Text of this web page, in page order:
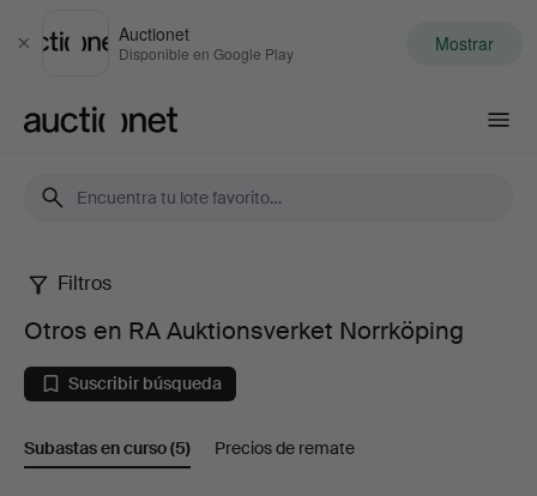
Cerrar
Auctionet
Disponible en Google Play Mostrar
Otros
en
RA
Auktionsverket
Filtros
Otros en RA Auktionsverket Norrköping
Suscribir búsqueda
Subastas en curso(5) Precios de remate